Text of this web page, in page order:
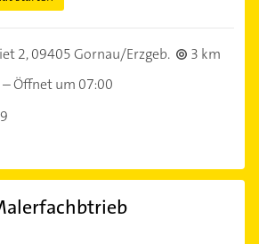
2,09405 Gornau/Erzgeb.
3 km
–Öffnet um 07:00